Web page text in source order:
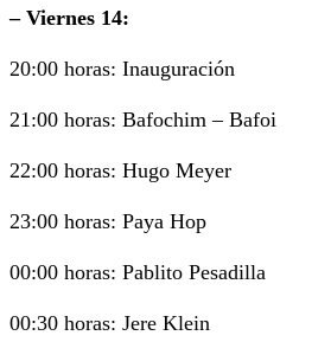
– Viernes 14:
20:00 horas: Inauguración
21:00 horas: Bafochim – Bafoi
22:00 horas: Hugo Meyer
23:00 horas: Paya Hop
00:00 horas: Pablito Pesadilla
00:30 horas: Jere Klein